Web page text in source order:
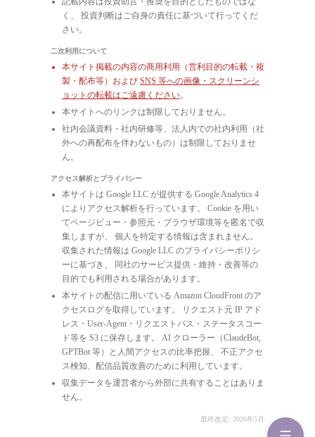
く、 投資判断はご自身の責任に基づいて行ってくだ
さい。
二次利用について
本サイト掲載の内容の商用利用（営利目的の転載・複
製・配布等）および SNS 等への画像・スクリーンシ
ョットの転載はご遠慮ください。
本サイトへのリンクは制限しておりません。
社内会議資料・社内研修等、法人内での社内利用（社
外への再配布を伴わないもの）は制限しておりませ
ん。
アクセス解析とプライバシー
本サイトは Google LLC が提供する Google Analytics 4
によりアクセス解析を行っています。 Cookie を用い
てページビュー・参照元・ブラウザ環境等を匿名で収
集しますが、 個人を特定する情報は含まれません。
収集された情報は Google LLC のプライバシーポリシ
ーに基づき、 同社のサービス提供・維持・改善等の
目的でも利用される場合があります。
本サイトの配信に用いている Amazon CloudFront のア
クセスログを取得しています。 リクエスト元 IP アド
レス・User-Agent・リクエストパス・ステータスコー
ド等を S3 に保存します。 AI クローラー（ClaudeBot,
GPTBot 等）と人間アクセスの比率把握、 不正アクセ
ス検知、配信品質改善のために利用しています。
収集データを運営者から外部に共有することはありま
せん。
最終改定: 2026年5月